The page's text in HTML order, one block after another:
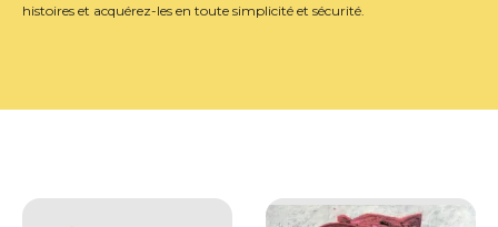
histoires et acquérez-les en toute simplicité et sécurité.